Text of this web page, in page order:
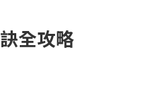
全攻略